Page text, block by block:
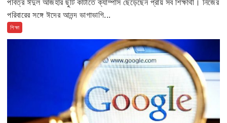
পবিত্র ঈদুল আজহার ছুটি কাটাতে ক্যাম্পাস ছেড়েছেন প্রায় সব শিক্ষার্থী। নিজের
পরিবারের সঙ্গে ঈদের আনন্দ ভাগাভাগি...
শিক্ষা